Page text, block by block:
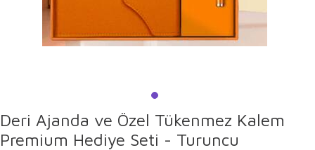
Deri Ajanda ve Özel Tükenmez Kalem
Premium Hediye Seti - Turuncu